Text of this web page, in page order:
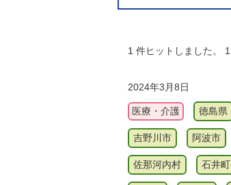
1 件ヒットしました。 1
2024年3月8日
医療・介護 徳島県
吉野川市 阿波市
佐那河内村 石井町